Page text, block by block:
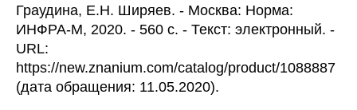
Граудина, Е.Н. Ширяев. - Москва: Норма:
ИНФРА-М, 2020. - 560 с. - Текст: электронный. -
URL:
https://new.znanium.com/catalog/product/1088887
(дата обращения: 11.05.2020).